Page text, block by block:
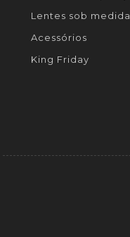
Lentes sob medida
Acessórios
King Friday